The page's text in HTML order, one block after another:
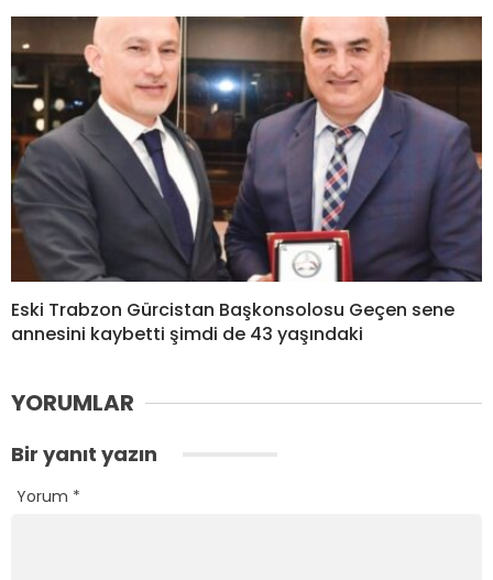
Eski Trabzon Gürcistan Başkonsolosu Geçen sene
annesini kaybetti şimdi de 43 yaşındaki
YORUMLAR
Bir yanıt yazın
Yorum *